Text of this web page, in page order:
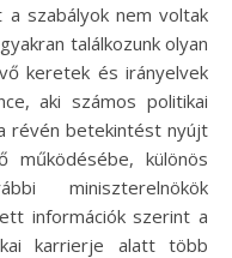
szabályok nem voltak
találkozunk olyan
keretek és irányelvek
aki számos politikai
révén betekintést nyújt
működésébe, különös
miniszterelnökök
információk szerint a
karrierje alatt több